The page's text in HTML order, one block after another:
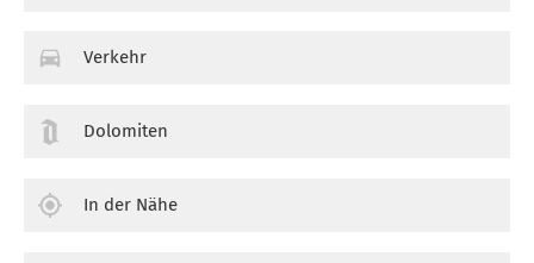
Verkehr
Dolomiten
In der Nähe